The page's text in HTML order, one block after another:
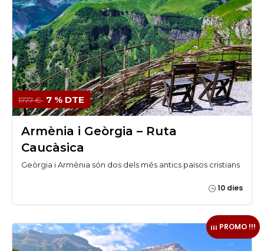
1777 € 7 % DTE
Armènia i Geòrgia – Ruta
Caucàsica
Geòrgia i Armènia són dos dels més antics països cristians
10 dies
¡¡¡ PROMO !!!